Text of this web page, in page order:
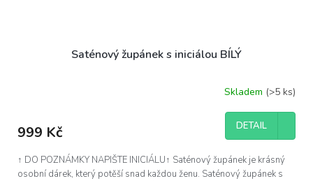
Saténový župánek s iniciálou BÍLÝ
Skladem (>5 ks)
999 Kč DETAIL
↑ DO POZNÁMKY NAPIŠTE INICIÁLU↑ Saténový župánek je krásný
osobní dárek, který potěší snad každou ženu. Saténový župánek s